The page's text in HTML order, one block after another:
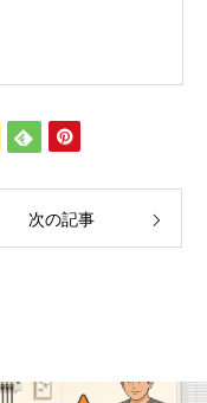
次の記事